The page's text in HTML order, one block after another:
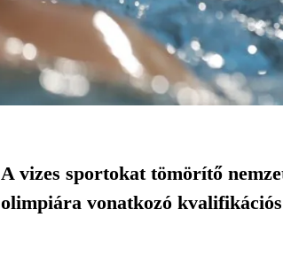
A vizes sportokat tömörítő
olimpiára vonatkozó